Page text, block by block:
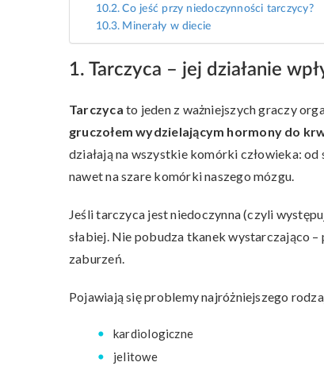
Co jeść przy niedoczynności tarczycy?
Minerały w diecie
1. Tarczyca – jej działanie
Tarczycato jeden z ważniejszych graczy
gruczołem wydzielającym hormony do
działają na wszystkie komórki człowieka:
nawet na szare komórki naszego mózgu.
Jeśli tarczyca jest niedoczynna (czyli
słabiej. Nie pobudza tkanek wystarczająco
zaburzeń.
Pojawiają się problemy najróżniejszego
kardiologiczne
jelitowe